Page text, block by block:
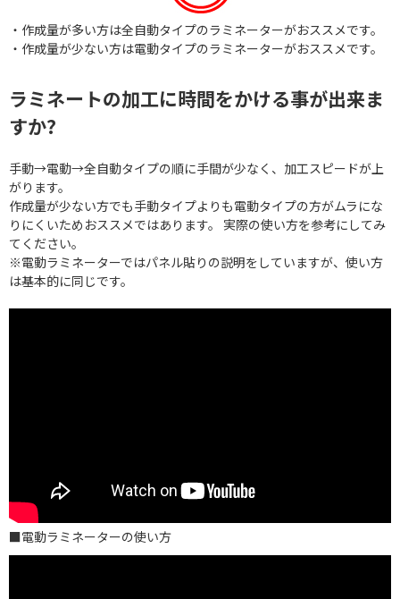
・作成量が多い方は全自動タイプのラミネーターがおススメです。
・作成量が少ない方は電動タイプのラミネーターがおススメです。
ラミネートの加工に時間をかける事が出来ま
すか?
手動→電動→全自動タイプの順に手間が少なく、加工スピードが上
がります。
作成量が少ない方でも手動タイプよりも電動タイプの方がムラにな
りにくいためおススメではあります。 実際の使い方を参考にしてみ
てください。
※電動ラミネーターではパネル貼りの説明をしていますが、使い方
は基本的に同じです。
■電動ラミネーターの使い方